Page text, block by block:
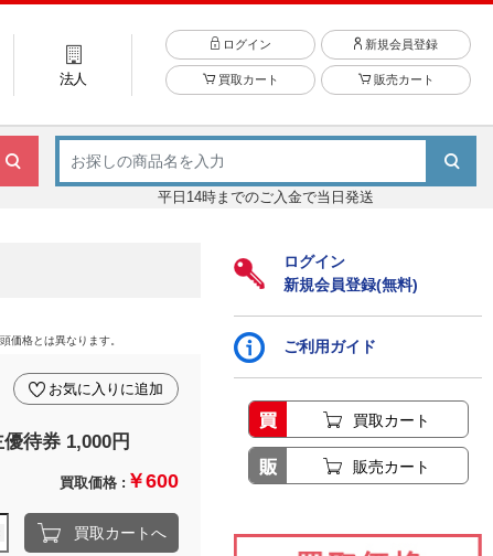
法人
ログイン 新規会員登録
買取カート 販売カート
平日14時までのご入金で当日発送
価格とは異なります。
待券 1,000円
お気に入りに追加
買取価格 : ￥600
買取カートへ
ログイン
新規会員登録(無料)
ご利用ガイド
買取カート
販売カート